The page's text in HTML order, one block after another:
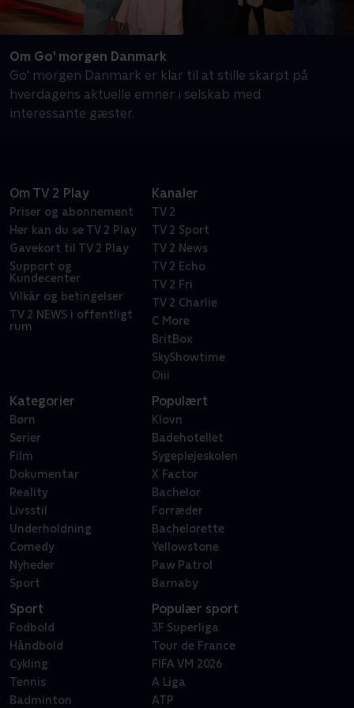
Om Go' morgen Danmark
Go' morgen Danmark er klar til at stille skarpt på
hverdagens aktuelle emner i selskab med
interessante gæster.
Om TV 2 Play
Priser og abonnement
Her kan du se TV 2 Play
Gavekort til TV 2 Play
Support og
Kundecenter
Vilkår og betingelser
TV 2 NEWS i offentligt
rum
Kanaler
TV 2
TV 2 Sport
TV 2 News
TV 2 Echo
TV 2 Fri
TV 2 Charlie
C More
BritBox
SkyShowtime
Oiii
Kategorier
Børn
Serier
Film
Dokumentar
Reality
Livsstil
Underholdning
Comedy
Nyheder
Sport
Populært
Klovn
Badehotellet
Sygeplejeskolen
X Factor
Bachelor
Forræder
Bachelorette
Yellowstone
Paw Patrol
Barnaby
Sport
Fodbold
Håndbold
Cykling
Tennis
Badminton
Populær sport
3F Superliga
Tour de France
FIFA VM 2026
A Liga
ATP